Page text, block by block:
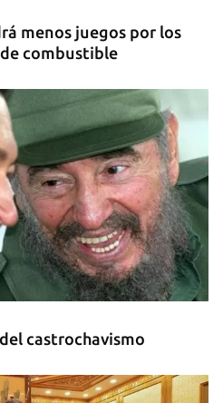
menos juegos por los
de combustible
castrochavismo